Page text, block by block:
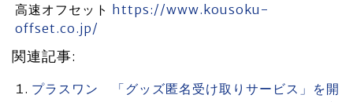
高速オフセット https://www.kousoku-
offset.co.jp/
関連記事:
プラスワン 「グッズ匿名受け取りサービス」を開